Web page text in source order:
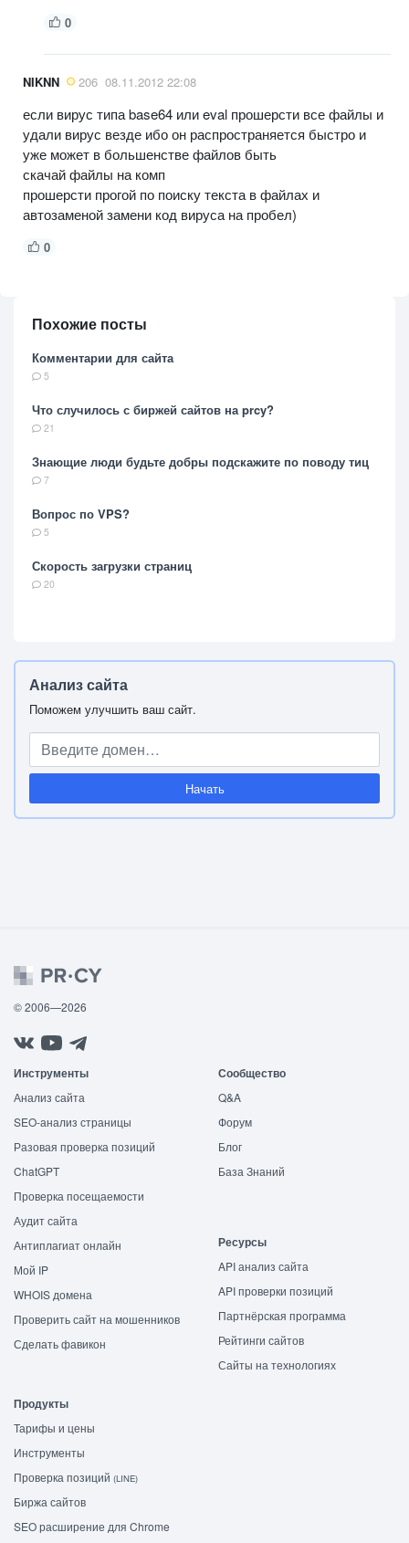
0
NIKNN 206 08.11.2012 22:08
если вирус типа base64 или eval прошерсти все файлы и
удали вирус везде ибо он распространяется быстро и
уже может в большенстве файлов быть
скачай файлы на комп
прошерсти прогой по поиску текста в файлах и
автозаменой замени код вируса на пробел)
0
Похожие посты
Комментарии для сайта
5
Что случилось с биржей сайтов на prcy?
21
Знающие люди будьте добры подскажите по поводу тиц
7
Вопрос по VPS?
5
Скорость загрузки страниц
20
Анализ сайта
Поможем улучшить ваш сайт.
Начать
© 2006—2026
Инструменты
Анализ сайта
SEO-анализ страницы
Разовая проверка позиций
ChatGPT
Проверка посещаемости
Аудит сайта
Антиплагиат онлайн
Мой IP
WHOIS домена
Проверить сайт на мошенников
Сделать фавикон
Сообщество
Q&A
Форум
Блог
База Знаний
Ресурсы
API анализ сайта
API проверки позиций
Партнёрская программа
Рейтинги сайтов
Сайты на технологиях
Продукты
Тарифы и цены
Инструменты
Проверка позиций (LINE)
Биржа сайтов
SEO расширение для Chrome